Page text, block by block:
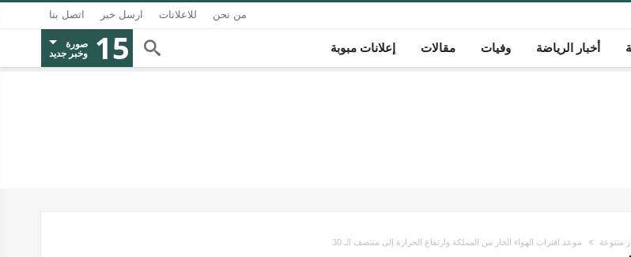
من نحن للاعلانات ارسل خبر اتصل بنا
أخبار الرياضة وفيات مقالات إعلانات مبوبة 15 صورة
وخبر جديد
متنوعة موعد اقتراب الهواء الحار من المملكة وارتفاع الحرارة إلى منتصف الـ 30